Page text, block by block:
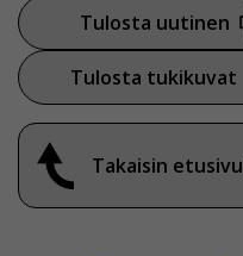
Tulosta uutinen
Tulosta tukikuvat
Takaisin